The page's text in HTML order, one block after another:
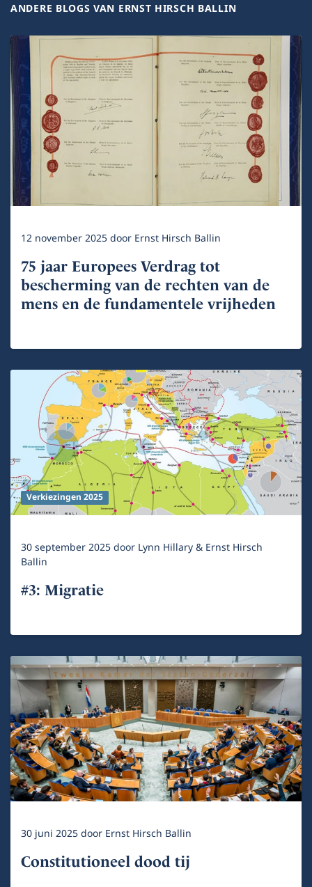
ANDERE BLOGS VAN ERNST HIRSCH BALLIN
12 november 2025door Ernst Hirsch Ballin
75 jaar Europees Verdrag tot
bescherming van de rechten van de
mens en de fundamentele vrijheden
Verkiezingen 2025
30 september 2025door Lynn Hillary & Ernst Hirsch
Ballin
#3: Migratie
30 juni 2025door Ernst Hirsch Ballin
Constitutioneel dood tij